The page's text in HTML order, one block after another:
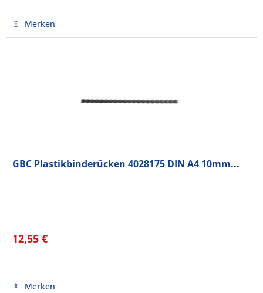
Merken
GBC Plastikbinderücken 4028175 DIN A4 10mm...
12,55 €
Merken